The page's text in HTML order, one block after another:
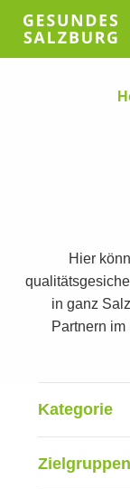
Hier
in ganz
Partnern
Kategorie
Zielgruppen